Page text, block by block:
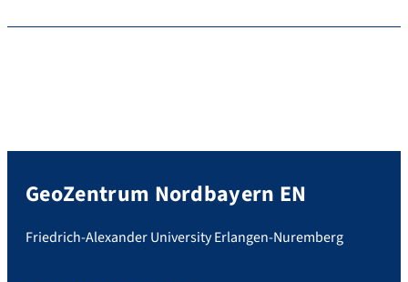
GeoZentrum Nordbayern EN
Friedrich-Alexander University Erlangen-Nuremberg